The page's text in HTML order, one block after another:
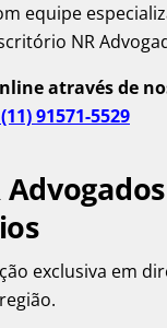
equipe
NR
através de
91571-5529
Advogados
exclusiva em